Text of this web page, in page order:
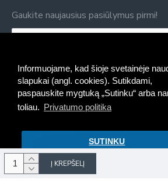
Informuojame, kad šioje svetainėje
slapukai (angl. cookies). Sutikdami,
paspauskite mygtuką „Sutinku“ arba
toliau. Privatumo politika
SUTINKU
Į KREPŠELĮ
Gaukite naujausius pasiūlymus pirmi!
Susipažinau ir sutinku su Privatumo politika
Kaseta - spausdintuvų kasečių
pildymas, pardavimas © 2022